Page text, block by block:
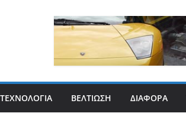
ΤΕΧΝΟΛΟΓΊΑ ΒΕΛΤΊΩΣΗ ΔΙΆΦΟΡΑ